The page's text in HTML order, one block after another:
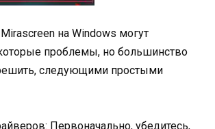
на Windows могут
проблемы, но большинство
следующими простыми
Первоначально, убедитесь,